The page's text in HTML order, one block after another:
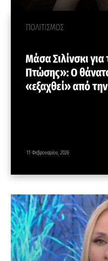
ΠΟΛΙΤΙΣΜΟΣ
Μάσα Σιλίνσκι
Πτώσης»: Ο
«εξαχθεί» από
11 Φεβρουαρίου, 2026